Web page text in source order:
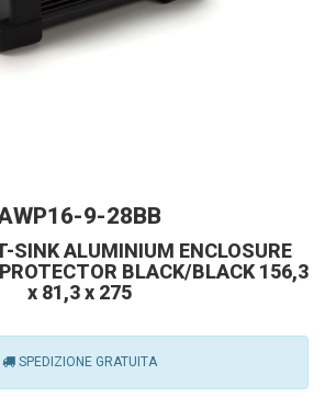
9-28BB
SINK ALUMINIUM ENCLOSURE
BLACK/BLACK 156,3
x 81,3 x 275
SPEDIZIONE GRATUITA